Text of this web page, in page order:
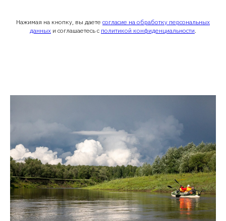
Нажимая на кнопку, вы даете согласие на обработку персональных
данных и соглашаетесь c политикой конфиденциальности